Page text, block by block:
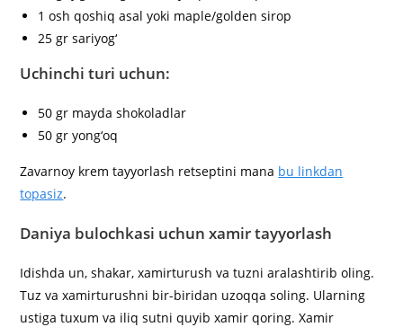
1 osh qoshiq asal yoki maple/golden sirop
25 gr sariyog‘
Uchinchi turi uchun:
50 gr mayda shokoladlar
50 gr yong‘oq
Zavarnoy krem tayyorlash retseptini mana bu linkdan
topasiz.
Daniya bulochkasi uchun xamir tayyorlash
Idishda un, shakar, xamirturush va tuzni aralashtirib oling.
Tuz va xamirturushni bir-biridan uzoqqa soling. Ularning
ustiga tuxum va iliq sutni quyib xamir qoring. Xamir